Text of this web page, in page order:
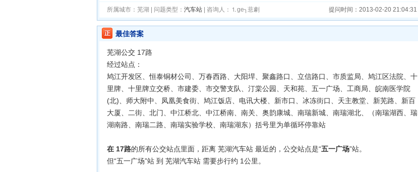
提问时间：2013-02-20 21:04:31
所属城市：芜湖 | 问题类型： 汽车站 | 咨询人：⒈ge╮蕜劇
最佳答案
芜湖公交 17路
经过站点：
鸠江开发区、恒泰铜材公司、万春西路、大阳垾、聚鑫路口、立信路口、市质监局、鸠江区法院、十
里牌、十里牌立交桥、市建委、市交警支队、汀棠公园、天和苑、五一广场、工商局、皖南医学院
(北)、师大附中、凤凰美食街、鸠江饭店、电讯大楼、新市口、冰冻街口、天主教堂、新芜路、新百
大厦、二街、北门、中江桥北、中江桥南、南关、奥韵康城、南瑞新城、南瑞湖北、（南瑞湖西、瑞
湖南路、南瑞二路、南瑞实验学校、南瑞湖东）括号里为单循环停靠站
在 17路的所有公交站点里面，距离 芜湖汽车站 最近的，公交站点是“五一广场”站。
但“五一广场”站 到 芜湖汽车站 需要步行约 1公里。